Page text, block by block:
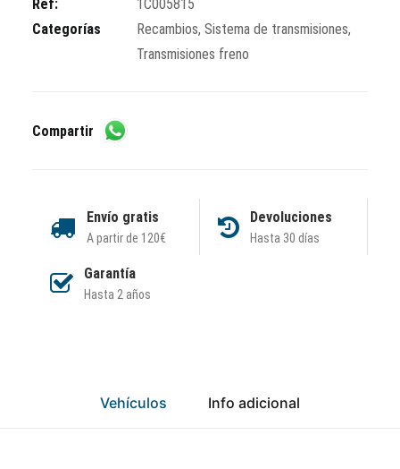
Ref:
1C005815
Categorías
Recambios, Sistema de transmisiones,
Transmisiones freno
Compartir
Envío gratis
A partir de 120€
Devoluciones
Hasta 30 días
Garantía
Hasta 2 años
Vehículos Info adicional